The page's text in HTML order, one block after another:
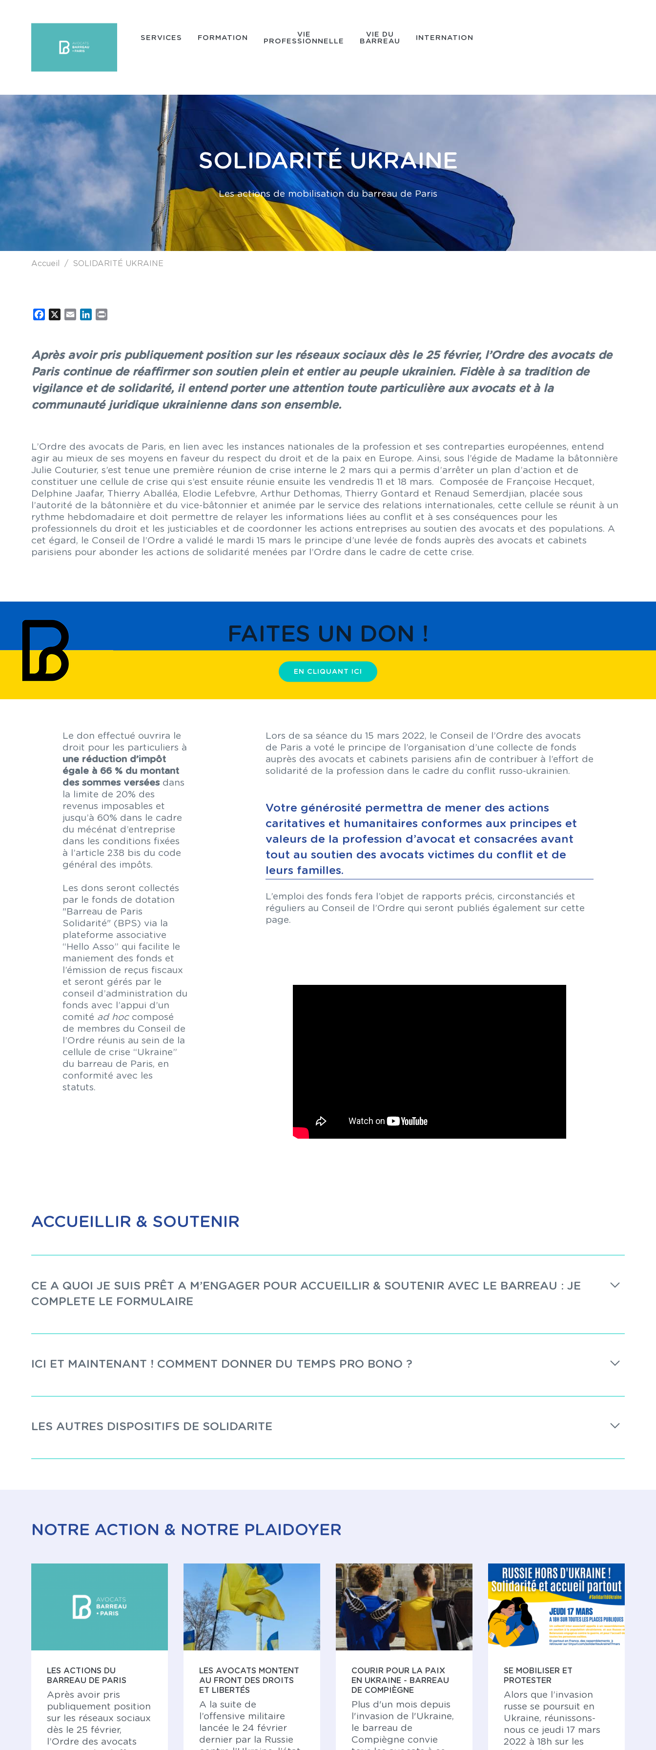
SERVICES FORMATION
VIE
PROFESSIONNELLE
VIE DU
BARREAU
INTERNATIONAL
SOLIDARITÉ UKRAINE
Les actions de mobilisation du barreau de Paris
Fil d'Ariane
Accueil SOLIDARITÉ UKRAINE
Facebook
X Email LinkedIn
Après avoir pris publiquement position sur les réseaux sociaux dès le 25 février, l’Ordre des avocats de
Paris continue de réaffirmer son soutien plein et entier au peuple ukrainien. Fidèle à sa tradition de
vigilance et de solidarité, il entend porter une attention toute particulière aux avocats et à la
communauté juridique ukrainienne dans son ensemble.
L’Ordre des avocats de Paris, en lien avec les instances nationales de la profession et ses contreparties européennes, entend
agir au mieux de ses moyens en faveur du respect du droit et de la paix en Europe. Ainsi, sous l’égide de Madame la bâtonnière
Julie Couturier, s’est tenue une première réunion de crise interne le 2 mars qui a permis d’arrêter un plan d’action et de
constituer une cellule de crise qui s’est ensuite réunie ensuite les vendredis 11 et 18 mars. Composée de Françoise Hecquet,
Delphine Jaafar, Thierry Aballéa, Elodie Lefebvre, Arthur Dethomas, Thierry Gontard et Renaud Semerdjian, placée sous
l’autorité de la bâtonnière et du vice-bâtonnier et animée par le service des relations internationales, cette cellule se réunit à un
rythme hebdomadaire et doit permettre de relayer les informations liées au conflit et à ses conséquences pour les
professionnels du droit et les justiciables et de coordonner les actions entreprises au soutien des avocats et des populations. A
cet égard, le Conseil de l’Ordre a validé le mardi 15 mars le principe d’une levée de fonds auprès des avocats et cabinets
parisiens pour abonder les actions de solidarité menées par l’Ordre dans le cadre de cette crise.
FAITES UN DON !
EN CLIQUANT ICI
Le don effectué ouvrira le
droit pour les particuliers à
une réduction d’impôt
égale à 66 % du montant
des sommes verséesdans
la limite de 20% des
revenus imposables et
jusqu’à 60% dans le cadre
du mécénat d’entreprise
dans les conditions fixées
à l’article 238 bis du code
général des impôts.
Les dons seront collectés
par le fonds de dotation
"Barreau de Paris
Solidarité" (BPS) via la
plateforme associative
“Hello Asso” qui facilite le
maniement des fonds et
l’émission de reçus fiscaux
et seront gérés par le
conseil d’administration du
fonds avec l’appui d’un
comité ad hoccomposé
de membres du Conseil de
l’Ordre réunis au sein de la
cellule de crise “Ukraine”
du barreau de Paris, en
conformité avec les
statuts.
Lors de sa séance du 15 mars 2022, le Conseil de l’Ordre des avocats
de Paris a voté le principe de l’organisation d’une collecte de fonds
auprès des avocats et cabinets parisiens afin de contribuer à l’effort de
solidarité de la profession dans le cadre du conflit russo-ukrainien.
Votre générosité permettra de mener des actions
caritatives et humanitaires conformes aux principes et
valeurs de la profession d’avocat et consacrées avant
tout au soutien des avocats victimes du conflit et de
leurs familles.
L’emploi des fonds fera l’objet de rapports précis, circonstanciés et
réguliers au Conseil de l’Ordre qui seront publiés également sur cette
page.
ACCUEILLIR & SOUTENIR
CE A QUOI JE SUIS PRÊT A M’ENGAGER POUR ACCUEILLIR & SOUTENIR AVEC LE BARREAU : JE
COMPLETE LE FORMULAIRE
ICI ET MAINTENANT ! COMMENT DONNER DU TEMPS PRO BONO ?
LES AUTRES DISPOSITIFS DE SOLIDARITE
NOTRE ACTION & NOTRE PLAIDOYER
LES ACTIONS DU
BARREAU DE PARIS
Après avoir pris
publiquement position
sur les réseaux sociaux
dès le 25 février,
l’Ordre des avocats
LES AVOCATS MONTENT
AU FRONT DES DROITS
ET LIBERTÉS
A la suite de
l’offensive militaire
lancée le 24 février
dernier par la Russie
COURIR POUR LA PAIX
EN UKRAINE - BARREAU
DE COMPIÈGNE
Plus d'un mois depuis
l'invasion de l'Ukraine,
le barreau de
Compiègne convie
SE MOBILISER ET
PROTESTER
Alors que l’invasion
russe se poursuit en
Ukraine, réunissons-
nous ce jeudi 17 mars
2022 à 18h sur les